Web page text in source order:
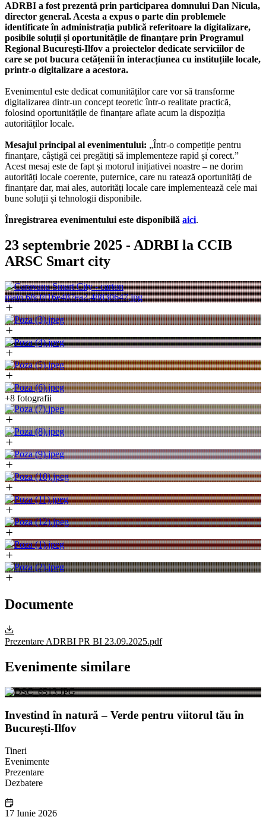
ADRBI a fost prezentă prin participarea domnului Dan Nicula,
director general. Acesta a expus o parte din problemele
identificate în administrația publică referitoare la digitalizare,
posibile soluții și oportunitățile de finanțare prin Programul
Regional București-Ilfov a proiectelor dedicate serviciilor de
care se pot bucura cetățenii în interacțiunea cu instituțiile locale,
printr-o digitalizare a acestora.
Evenimentul este dedicat comunităților care vor să transforme
digitalizarea dintr-un concept teoretic într-o realitate practică,
folosind oportunitățile de finanțare aflate acum la dispoziția
autorităților locale.
Mesajul principal al evenimentului: „Într-o competiție pentru
finanțare, câștigă cei pregătiți să implementeze rapid și corect.”
Acest mesaj este de fapt și motorul inițiativei noastre – ne dorim
autorități locale coerente, puternice, care nu ratează oportunități de
finanțare dar, mai ales, autorități locale care implementează cele mai
bune soluții și tehnologii disponibile.
Înregistrarea evenimentului este disponibilă aici.
23 septembrie 2025 - ADRBI la CCIB
ARSC Smart city
+8 fotografii
Documente
Prezentare ADRBI PR BI 23.09.2025.pdf
Evenimente similare
Investind în natură – Verde pentru viitorul tău în
București-Ilfov
Tineri
Evenimente
Prezentare
Dezbatere
17 Iunie 2026